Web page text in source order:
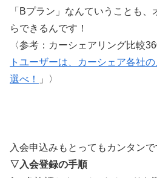
「Bプラン」なんていうことも
らできるんです！
〈参考：カーシェアリング比較
トユーザーは、カーシェア各社
選べ！
」〉
入会申込みもとってもカンタンで
▽入会登録の手順